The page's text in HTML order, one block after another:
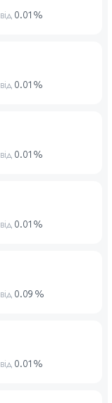
від0.01 %
від0.01 %
від0.01 %
від0.01 %
від0.09 %
від0.01 %